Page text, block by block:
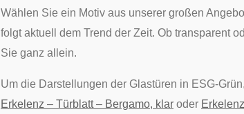
Wählen Sie ein Motiv aus unserer großen
folgt aktuell dem Trend der Zeit. Ob transparent
Sie ganz allein.
Um die Darstellungen der Glastüren in ESG-
Erkelenz – Türblatt – Bergamo, klar oder